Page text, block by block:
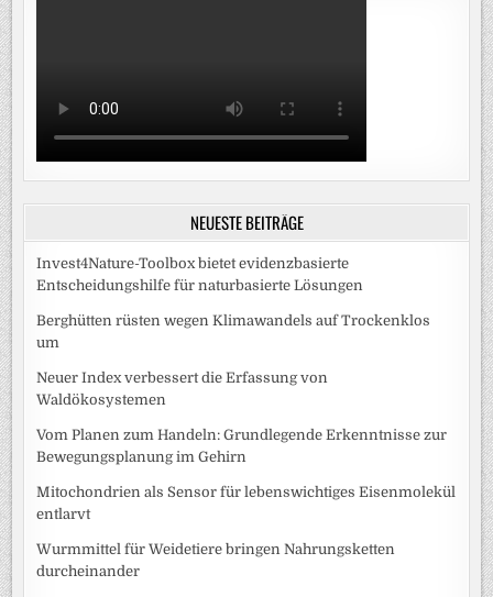
NEUESTE BEITRÄGE
Invest4Nature-Toolbox bietet evidenzbasierte
Entscheidungshilfe für naturbasierte Lösungen
Berghütten rüsten wegen Klimawandels auf Trockenklos
um
Neuer Index verbessert die Erfassung von
Waldökosystemen
Vom Planen zum Handeln: Grundlegende Erkenntnisse zur
Bewegungsplanung im Gehirn
Mitochondrien als Sensor für lebenswichtiges Eisenmolekül
entlarvt
Wurmmittel für Weidetiere bringen Nahrungsketten
durcheinander